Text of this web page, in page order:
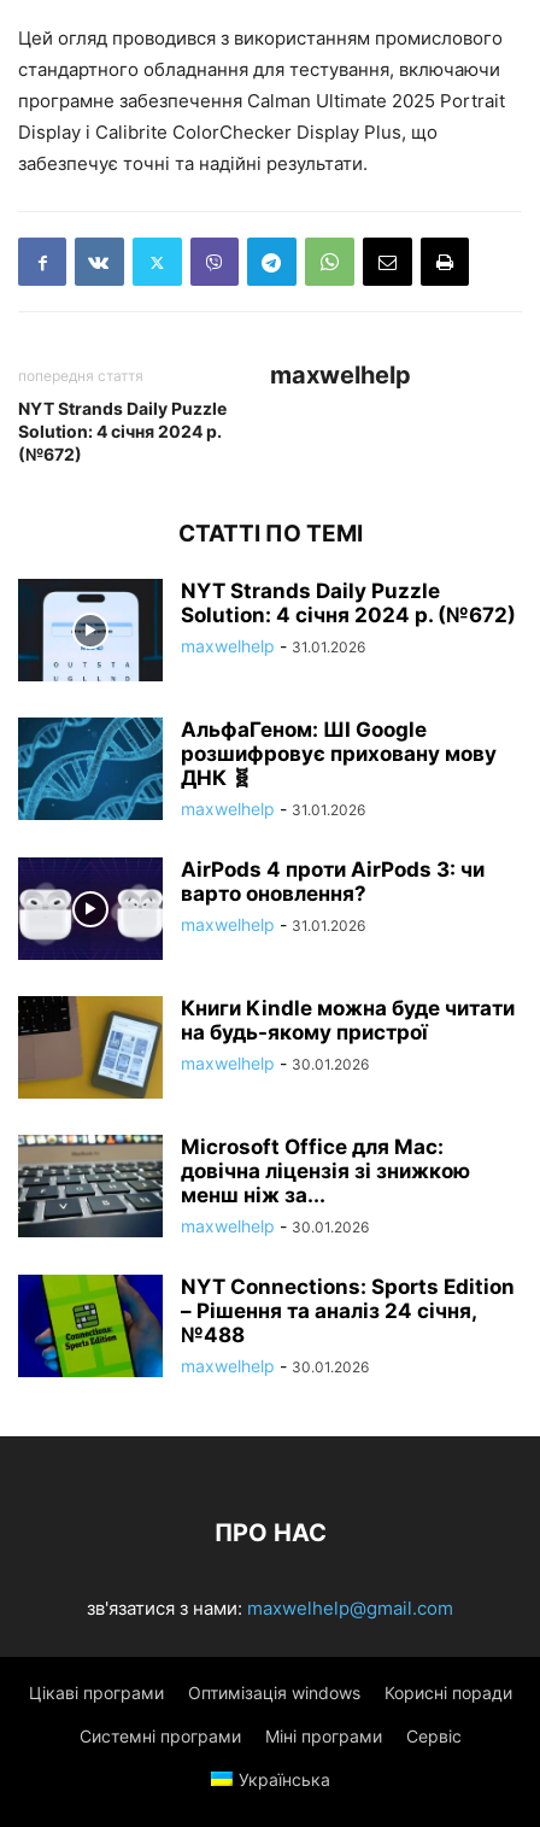
Цей огляд проводився з використанням промислового
стандартного обладнання для тестування, включаючи
програмне забезпечення Calman Ultimate 2025 Portrait
Display і Calibrite ColorChecker Display Plus, що
забезпечує точні та надійні результати.
попередня стаття
NYT Strands Daily Puzzle
Solution: 4 січня 2024 р.
(№672)
maxwelhelp
СТАТТІ ПО ТЕМІ
NYT Strands Daily Puzzle
Solution: 4 січня 2024 р. (№672)
maxwelhelp - 31.01.2026
АльфаГеном: ШІ Google
розшифровує приховану мову
ДНК 🧬
maxwelhelp - 31.01.2026
AirPods 4 проти AirPods 3: чи
варто оновлення?
maxwelhelp - 31.01.2026
Книги Kindle можна буде читати
на будь-якому пристрої
maxwelhelp - 30.01.2026
Microsoft Office для Mac:
довічна ліцензія зі знижкою
менш ніж за...
maxwelhelp - 30.01.2026
NYT Connections: Sports Edition
– Рішення та аналіз 24 січня,
№488
maxwelhelp - 30.01.2026
ПРО НАС
зв'язатися з нами: maxwelhelp@gmail.com
Цікаві програми Оптимізація windows Корисні поради
Системні програми Міні програми Сервіс
Українська